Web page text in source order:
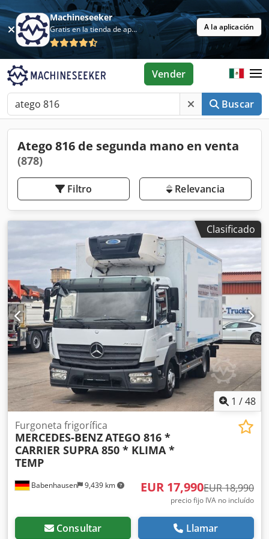
Machineseeker
Gratis en la tienda de aplicaciones A la aplicación
Buscar
Vender
Atego 816 de segunda mano en venta
(878)
Filtro Relevancia
Clasificado
1 /48
Babenhausen 9,439 km
Furgoneta frigorífica
MERCEDES-BENZATEGO 816 *
CARRIER SUPRA 850 * KLIMA *
TEMP
EUR 17,990EUR 18,990
precio fijo IVA no incluído
Consultar Llamar